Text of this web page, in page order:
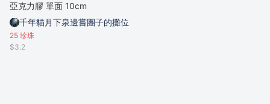
亞克力膠 單面 10cm
千年貓月下泉邊嘗團子的攤位
25 珍珠
$3.2